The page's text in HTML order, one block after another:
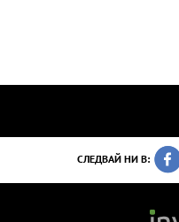
СЛЕДВАЙ НИ В: